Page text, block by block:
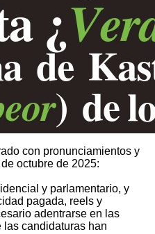
con pronunciamientos y
octubre de 2025:
y parlamentario, y
pagada, reels y
adentrarse en las
candidaturas han